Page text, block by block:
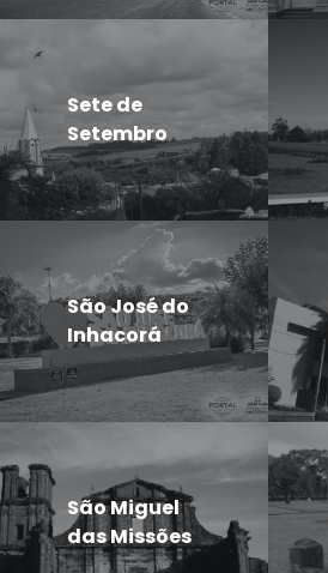
Sete de
Setembro
São José do
Inhacorá
São Miguel
das Missões